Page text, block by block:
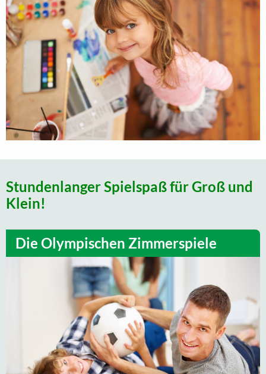
Stundenlanger Spielspaß für Groß und
Klein!
Die Olympischen Zimmerspiele